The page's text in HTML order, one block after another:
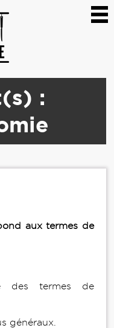
:
aux termes de
des termes de
généraux.